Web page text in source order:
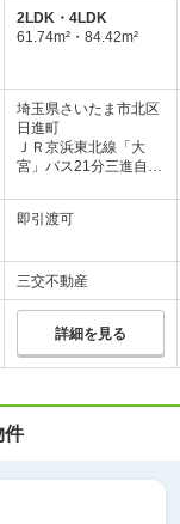
2LDK・4LDK
61.74m²・84.42m²
埼玉県さいたま市北区
日進町
ＪＲ京浜東北線「大
宮」バス21分三進自動
即引渡可
三交不動産
詳細を見る
件